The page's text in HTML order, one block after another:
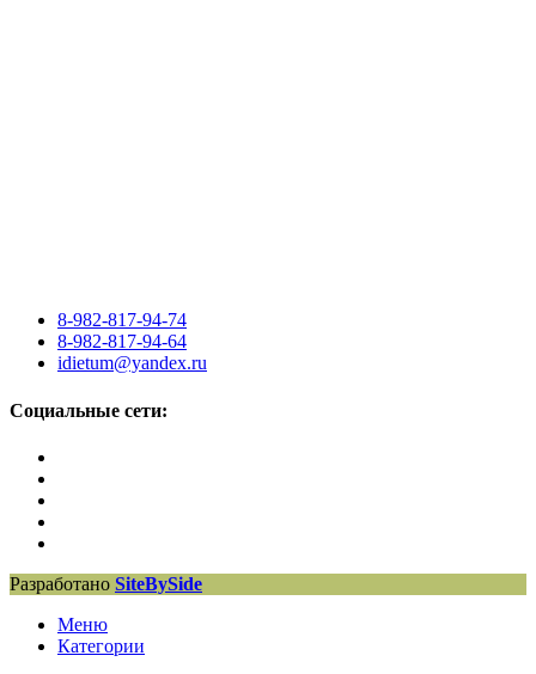
8-982-817-94-74
8-982-817-94-64
idietum@yandex.ru
Социальные сети:
Разработано SiteBySide
Меню
Категории